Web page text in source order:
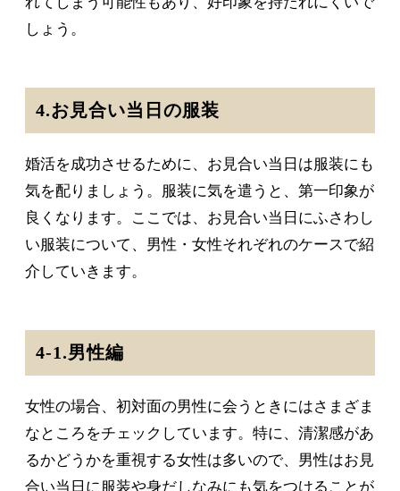
しょう。
4.お見合い当日の服装
婚活を成功させるために、お見合い当日は服装にも
気を配りましょう。服装に気を遣うと、第一印象が
良くなります。ここでは、お見合い当日にふさわし
い服装について、男性・女性それぞれのケースで紹
介していきます。
4-1.男性編
女性の場合、初対面の男性に会うときにはさまざま
なところをチェックしています。特に、清潔感があ
るかどうかを重視する女性は多いので、男性はお見
合い当日に服装や身だしなみにも気をつけることが